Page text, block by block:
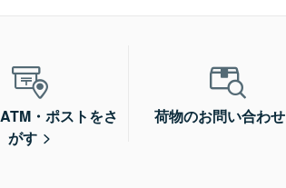
・ポストをさ
がす
荷物のお問い合わせ